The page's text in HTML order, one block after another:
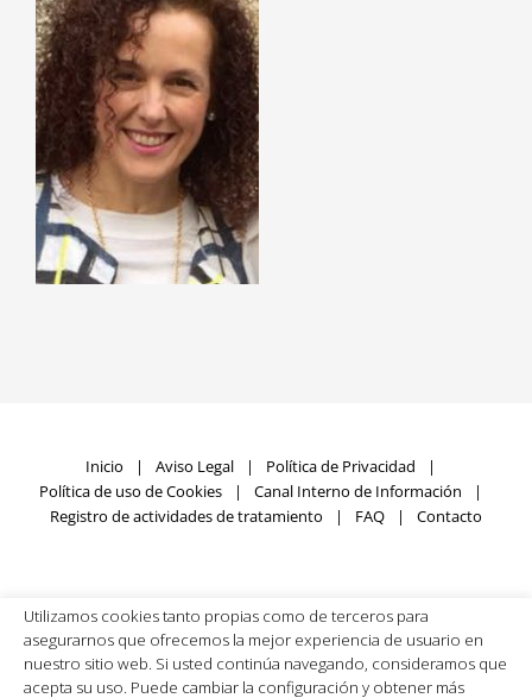
Inicio Aviso Legal
Política de Privacidad
Política de uso de Cookies
Canal Interno de Información
Registro de actividades de tratamiento
FAQ Contacto
Fundación SIGNUM © Copyright2026 | Todos los derechos
reservados | Desarrollado porRumpelstinski
Utilizamos cookies tanto propias como de terceros para
asegurarnos que ofrecemos la mejor experiencia de usuario en
nuestro sitio web. Si usted continúa navegando, consideramos que
acepta su uso. Puede cambiar la configuración y obtener más